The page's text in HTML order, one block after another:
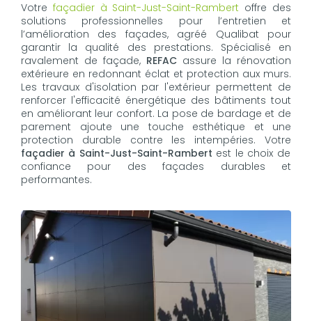
Votre façadier à Saint-Just-Saint-Rambert offre des
solutions professionnelles pour l’entretien et
l’amélioration des façades, agréé Qualibat pour
garantir la qualité des prestations. Spécialisé en
ravalement de façade, REFAC assure la rénovation
extérieure en redonnant éclat et protection aux murs.
Les travaux d'isolation par l'extérieur permettent de
renforcer l'efficacité énergétique des bâtiments tout
en améliorant leur confort. La pose de bardage et de
parement ajoute une touche esthétique et une
protection durable contre les intempéries. Votre
façadier à Saint-Just-Saint-Rambert est le choix de
confiance pour des façades durables et
performantes.